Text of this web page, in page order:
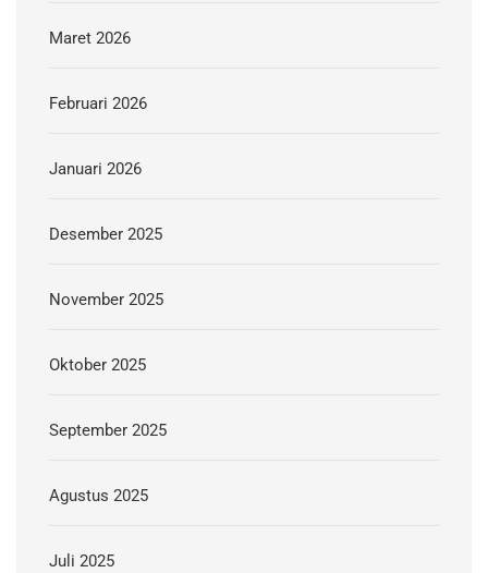
Maret 2026
Februari 2026
Januari 2026
Desember 2025
November 2025
Oktober 2025
September 2025
Agustus 2025
Juli 2025